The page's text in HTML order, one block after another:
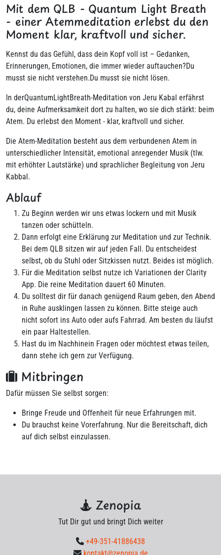
Mit dem QLB - Quantum Light Breath
- einer Atemmeditation erlebst du den
Moment klar, kraftvoll und sicher.
Kennst du das Gefühl, dass dein Kopf voll ist – Gedanken,
Erinnerungen, Emotionen, die immer wieder auftauchen?Du
musst sie nicht verstehen.Du musst sie nicht lösen.
In derQuantumLightBreath-Meditation von Jeru Kabal erfährst
du, deine Aufmerksamkeit dort zu halten, wo sie dich stärkt: beim
Atem. Du erlebst den Moment - klar, kraftvoll und sicher.
Die Atem-Meditation besteht aus dem verbundenen Atem in
unterschiedlicher Intensität, emotional anregender Musik (tlw.
mit erhöhter Lautstärke) und sprachlicher Begleitung von Jeru
Kabbal.
Ablauf
Zu Beginn werden wir uns etwas lockern und mit Musik
tanzen oder schütteln.
Dann erfolgt eine Erklärung zur Meditation und zur Technik.
Bei dem QLB sitzen wir auf jeden Fall. Du entscheidest
selbst, ob du Stuhl oder Sitzkissen nutzt. Beides ist möglich.
Für die Meditation selbst nutze ich Variationen der Clarity
App. Die reine Meditation dauert 60 Minuten.
Du solltest dir für danach genügend Raum geben, den Abend
in Ruhe ausklingen lassen zu können. Bitte steige auch
nicht sofort ins Auto oder aufs Fahrrad. Am besten du läufst
ein paar Haltestellen.
Hast du im Nachhinein Fragen oder möchtest etwas teilen,
dann stehe ich gern zur Verfügung.
Mitbringen
Dafür müssen Sie selbst sorgen:
Bringe Freude und Offenheit für neue Erfahrungen mit.
Du brauchst keine Vorerfahrung. Nur die Bereitschaft, dich
auf dich selbst einzulassen.
Zenopia
Tut Dir gut und bringt Dich weiter
+49-351-41886438